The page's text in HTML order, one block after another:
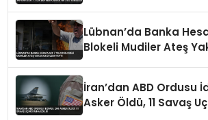
Lübnan’da Banka
Blokeli Mudiler Ateş
İran’dan ABD Ordusu
Asker Öldü, 11 Savaş